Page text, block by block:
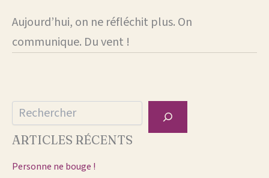
Aujourd’hui, on ne réfléchit plus. On
communique. Du vent !
Rechercher
ARTICLES RÉCENTS
Personne ne bouge !